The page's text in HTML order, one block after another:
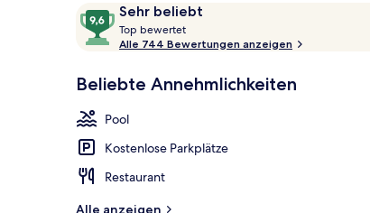
Bewertungen
Sehr beliebt
9,6
von
10,
beliebt
Top bewertet
o
b
e
r
Alle 744 Bewertungen anzeigen
Beliebte Annehmlichkeiten
Pool
Kostenlose Parkplätze
Restaurant
Alle anzeigen